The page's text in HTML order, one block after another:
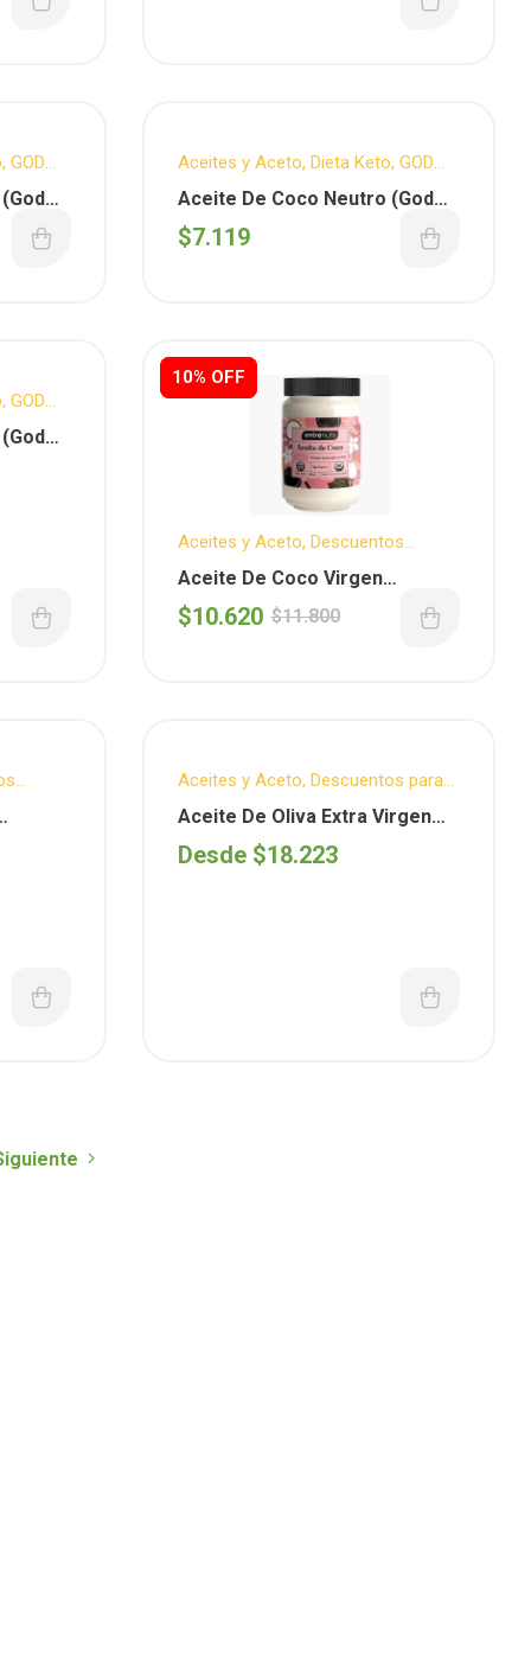
, GOD
Aceites y Aceto, Dieta Keto, GOD
BLESS YOU ,Vegano
Aceite De Coco Neutro (God
Bless You) X 125 Ml.
$7.119
, GOD
10% OFF
10% OFF
Aceites y Aceto, Descuentos
Semanales Dieta Keto,
Aceite De Coco Virgen
(Entrenuts) X 360 Ml
$11.800
$10.620
Aceites y Aceto, Descuentos para
vos,Dieta Keto,YANCANELO
Aceite De Oliva Extra Virgen
(Yancanelo)
Desde $18.223